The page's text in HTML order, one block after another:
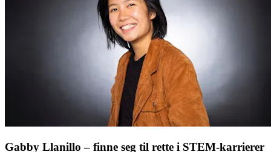
Gabby Llanillo – finne seg til rette i STEM-karrierer